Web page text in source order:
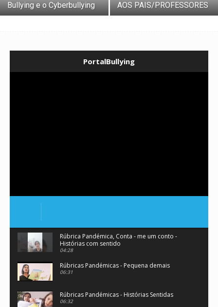
Bullying e o Cyberbullying
AOS PAIS/PROFESSORES
PortalBullying
Rúbrica Pandémica, Conta - me um conto -
Histórias com sentido
04:28
Rúbricas Pandémicas - Pequena demais
06:31
Rúbricas Pandémicas - Histórias Sentidas
06:32